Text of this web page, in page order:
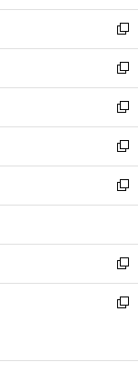
開
く
ウ
で
開
く
ン
ド
ウ
で
開
く
ウ
ィ
ン
ド
ウ
で
開
く
新
し
い
ウ
ィ
ン
ド
ウ
で
開
新
し
い
ウ
ィ
ン
ド
ウ
開
く
新
し
い
ウ
ィ
ン
ウ
で
開
く
新
し
い
ウ
ン
ド
ウ
で
新
し
ウ
ィ
ン
ド
開
新
し
い
ン
新
ウ